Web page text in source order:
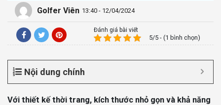
Golfer Viên 13:40 - 12/04/2024
Đánh giá bài viết
5/5 - (1 bình chọn)
Nội dung chính
Với thiết kế thời trang, kích thước nhỏ gọn và khả năng